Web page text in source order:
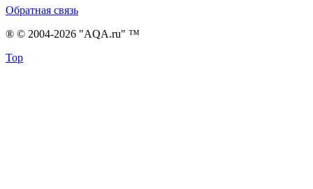
Обратная связь
® © 2004-2026 "AQA.ru" ™
Top